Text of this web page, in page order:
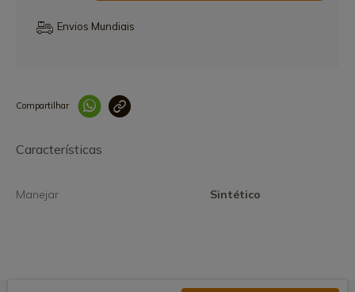
Envios Mundiais
Compartilhar
Características
Manejar Sintético